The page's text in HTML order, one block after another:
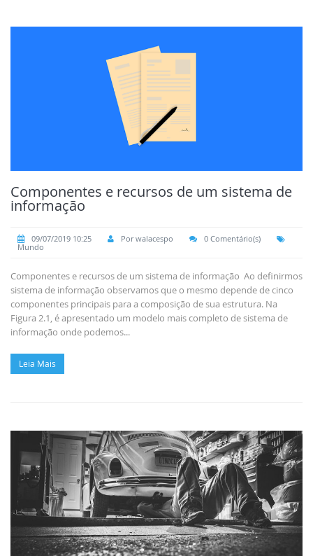
Componentes e recursos de um sistema de
informação
09/07/2019 10:25 Por walacespo
0 Comentário(s)
Mundo
Componentes e recursos de um sistema de informação Ao definirmos
sistema de informação observamos que o mesmo depende de cinco
componentes principais para a composição de sua estrutura. Na
Figura 2.1, é apresentado um modelo mais completo de sistema de
informação onde podemos...
Leia Mais